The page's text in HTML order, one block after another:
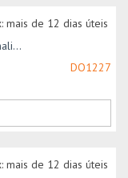
DO1227